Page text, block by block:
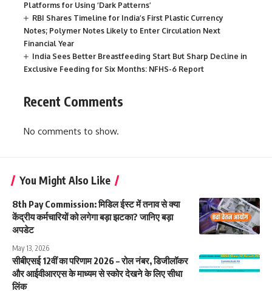
Platforms for Using ‘Dark Patterns’
RBI Shares Timeline for India’s First Plastic Currency
Notes; Polymer Notes Likely to Enter Circulation Next
Financial Year
India Sees Better Breastfeeding Start But Sharp Decline in
Exclusive Feeding for Six Months: NFHS-6 Report
Recent Comments
No comments to show.
You Might Also Like
8th Pay Commission: मिडिल ईस्ट में तनाव से क्या
केंद्रीय कर्मचारियों को लगेगा बड़ा झटका? जानिए बड़ा
अपडेट
May 13, 2026
सीबीएसई 12वीं का परिणाम 2026 – रोल नंबर, डिजीलॉकर
और आईवीआरएस के माध्यम से स्कोर देखने के लिए सीधा
लिंक